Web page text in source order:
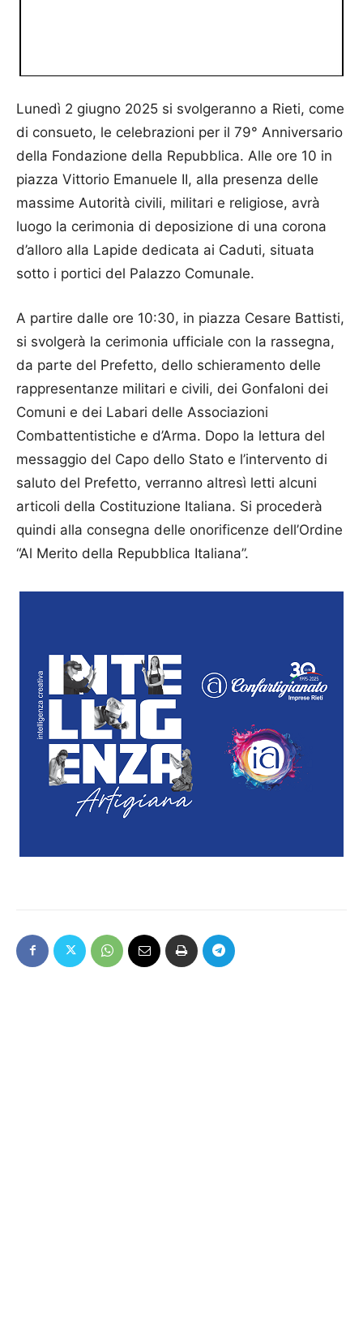
Lunedì 2 giugno 2025 si svolgeranno a Rieti, come
di consueto, le celebrazioni per il 79° Anniversario
della Fondazione della Repubblica. Alle ore 10 in
piazza Vittorio Emanuele II, alla presenza delle
massime Autorità civili, militari e religiose, avrà
luogo la cerimonia di deposizione di una corona
d’alloro alla Lapide dedicata ai Caduti, situata
sotto i portici del Palazzo Comunale.
A partire dalle ore 10:30, in piazza Cesare Battisti,
si svolgerà la cerimonia ufficiale con la rassegna,
da parte del Prefetto, dello schieramento delle
rappresentanze militari e civili, dei Gonfaloni dei
Comuni e dei Labari delle Associazioni
Combattentistiche e d’Arma. Dopo la lettura del
messaggio del Capo dello Stato e l’intervento di
saluto del Prefetto, verranno altresì letti alcuni
articoli della Costituzione Italiana. Si procederà
quindi alla consegna delle onorificenze dell’Ordine
“Al Merito della Repubblica Italiana”.